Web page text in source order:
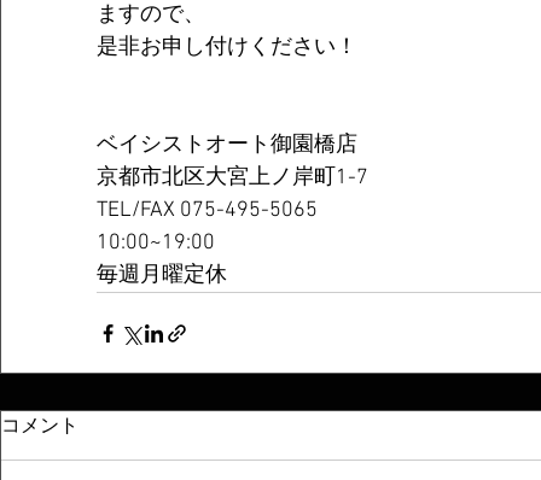
ますので、
是非お申し付けください！
ベイシストオート御園橋店
京都市北区大宮上ノ岸町1-7
TEL/FAX 075-495-5065
10:00~19:00
毎週月曜定休
コメント